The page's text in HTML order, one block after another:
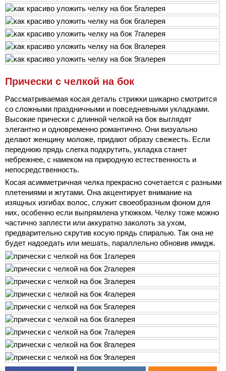
Прически с челкой на бок
Рассматриваемая косая деталь стрижки шикарно смотрится
со сложными праздничными и повседневными укладками.
Высокие прически с длинной челкой на бок выглядят
элегантно и одновременно романтично. Они визуально
делают женщину моложе, придают образу свежесть. Если
переднюю прядь слегка подкрутить, укладка станет
небрежнее, с намеком на природную естественность и
непосредственность.
Косая асимметричная челка прекрасно сочетается с разными
плетениями и жгутами. Она акцентирует внимание на
изящных изгибах волос, служит своеобразным фоном для
них, особенно если выпрямлена утюжком. Челку тоже можно
частично заплести или аккуратно заколоть за ухом,
предварительно скрутив косую прядь спиралью. Так она не
будет надоедать или мешать, параллельно обновив имидж.